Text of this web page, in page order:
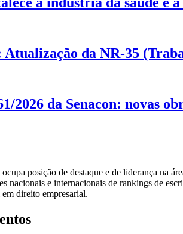
da NR-35
2026 da Senacon: novas
posição de destaque e de liderança na
nacionais e internacionais de rankings de
direito empresarial.